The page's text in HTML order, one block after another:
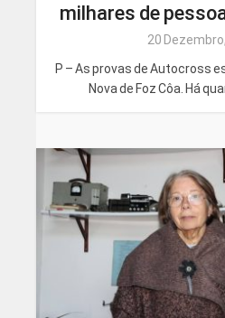
milhares de
20
P – As provas de Autocross
Nova de Foz Côa. Há